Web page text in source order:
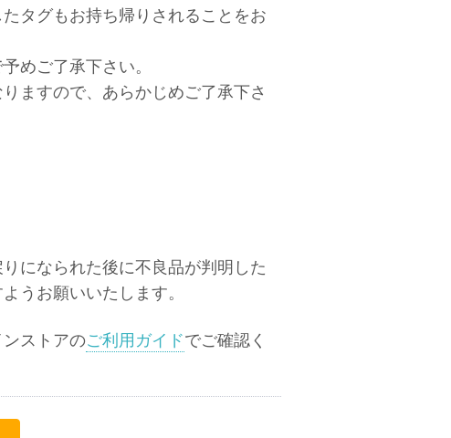
タグもお持ち帰りされることをお
めご了承下さい。
ますので、あらかじめご了承下さ
になられた後に不良品が判明した
うお願いいたします。
ストアのご利用ガイドでご確認く